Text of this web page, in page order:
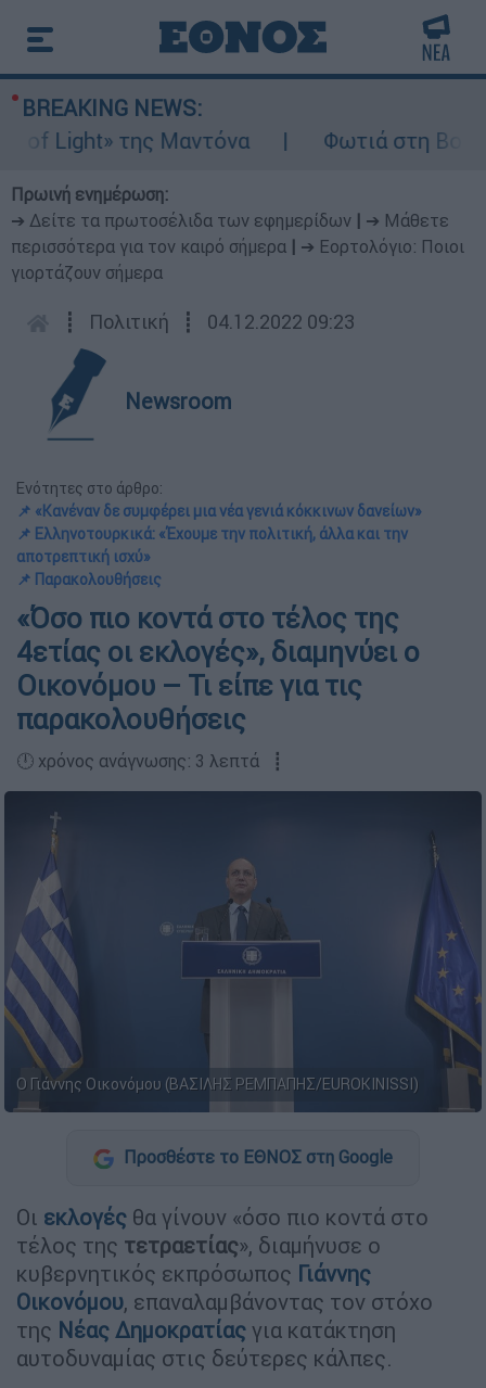
BREAKING NEWS:
Light» της Μαντόνα
Φωτιά στη
Πρωινή ενημέρωση:
➔ Δείτε τα πρωτοσέλιδα των εφημερίδων
➔ Μάθετε
περισσότερα για τον καιρό σήμερα
➔ Εορτολόγιο: Ποιοι
γιορτάζουν σήμερα
┋ Πολιτική ┋ 04.12.2022 09:23
Newsroom
Ενότητες στο άρθρο:
📌 «Κανέναν δε συμφέρει μια νέα γενιά κόκκινων δανείων»
📌 Ελληνοτουρκικά: «Έχουμε την πολιτική, άλλα και την
αποτρεπτική ισχύ»
📌 Παρακολουθήσεις
«Όσο πιο κοντά στο τέλος της
4ετίας οι εκλογές», διαμηνύει ο
Οικονόμου – Τι είπε για τις
παρακολουθήσεις
🕛 χρόνος ανάγνωσης: 3 λεπτά ┋
Ο Γιάννης Οικονόμου (ΒΑΣΙΛΗΣ ΡΕΜΠΑΠΗΣ/EUROKINISSI)
Προσθέστε το ΕΘΝΟΣ στη Google
Οι εκλογές θα γίνουν «όσο πιο κοντά στο
τέλος της τετραετίας», διαμήνυσε ο
κυβερνητικός εκπρόσωπος Γιάννης
Οικονόμου, επαναλαμβάνοντας τον στόχο
της Νέας Δημοκρατίας για κατάκτηση
αυτοδυναμίας στις δεύτερες κάλπες.